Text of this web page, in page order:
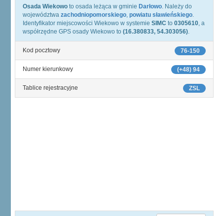
Osada Wiekowo to osada leżąca w gminie Darłowo. Należy do
województwa zachodniopomorskiego, powiatu sławieńskiego.
Identyfikator miejscowości Wiekowo w systemie SIMC to 0305610, a
współrzędne GPS osady Wiekowo to (16.380833, 54.303056).
76-150
Kod pocztowy
(+48) 94
Numer kierunkowy
ZSL
Tablice rejestracyjne